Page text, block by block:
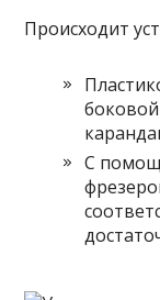
Происходит
С